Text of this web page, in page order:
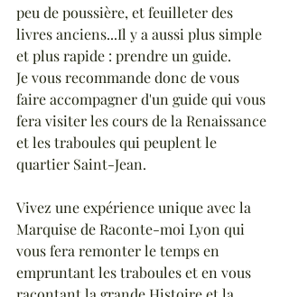
peu de poussière, et feuilleter des
livres anciens...Il y a aussi plus simple
et plus rapide : prendre un guide.
Je vous recommande donc de vous
faire accompagner d'un guide qui vous
fera visiter les cours de la Renaissance
et les traboules qui peuplent le
quartier Saint-Jean.
Vivez une expérience unique avec la
Marquise de Raconte-moi Lyon qui
vous fera remonter le temps en
empruntant les traboules et en vous